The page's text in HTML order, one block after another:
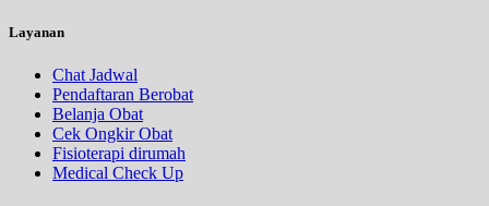
Layanan
Chat Jadwal
Pendaftaran Berobat
Belanja Obat
Cek Ongkir Obat
Fisioterapi dirumah
Medical Check Up